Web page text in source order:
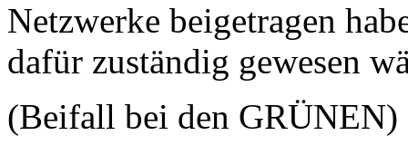
Netzwerke beigetragen
dafür zuständig gewesen
(Beifall bei den GRÜNEN)